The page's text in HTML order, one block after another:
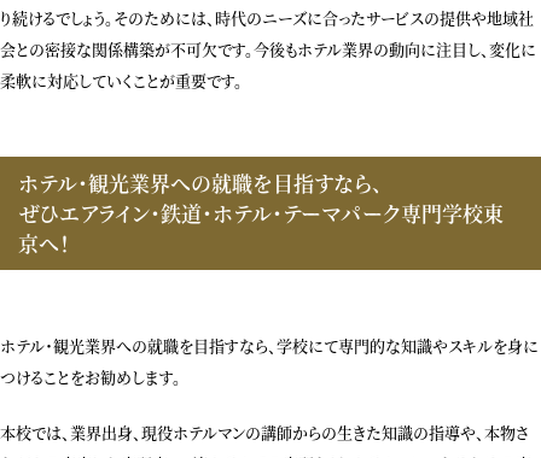
り続けるでしょう。そのためには、時代のニーズに合ったサービスの提供や地域社
会との密接な関係構築が不可欠です。今後もホテル業界の動向に注目し、変化に
柔軟に対応していくことが重要です。
ホテル・観光業界への就職を目指すなら、
ぜひエアライン・鉄道・ホテル・テーマパーク専門学校東
京へ！
ホテル・観光業界への就職を目指すなら、学校にて専門的な知識やスキルを身に
つけることをお勧めします。
本校では、業界出身、現役ホテルマンの講師からの生きた知識の指導や、本物さ